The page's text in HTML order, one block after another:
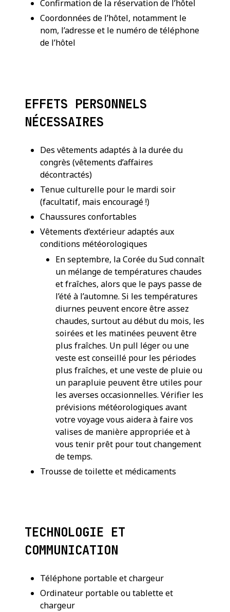
Confirmation de la réservation de l’hôtel
Coordonnées de l’hôtel, notamment le
nom, l’adresse et le numéro de téléphone
de l’hôtel
EFFETS PERSONNELS
NÉCESSAIRES
Des vêtements adaptés à la durée du
congrès (vêtements d’affaires
décontractés)
Tenue culturelle pour le mardi soir
(facultatif, mais encouragé !)
Chaussures confortables
Vêtements d’extérieur adaptés aux
conditions météorologiques
En septembre, la Corée du Sud connaît
un mélange de températures chaudes
et fraîches, alors que le pays passe de
l’été à l’automne. Si les températures
diurnes peuvent encore être assez
chaudes, surtout au début du mois, les
soirées et les matinées peuvent être
plus fraîches. Un pull léger ou une
veste est conseillé pour les périodes
plus fraîches, et une veste de pluie ou
un parapluie peuvent être utiles pour
les averses occasionnelles. Vérifier les
prévisions météorologiques avant
votre voyage vous aidera à faire vos
valises de manière appropriée et à
vous tenir prêt pour tout changement
de temps.
Trousse de toilette et médicaments
TECHNOLOGIE ET
COMMUNICATION
Téléphone portable et chargeur
Ordinateur portable ou tablette et
chargeur